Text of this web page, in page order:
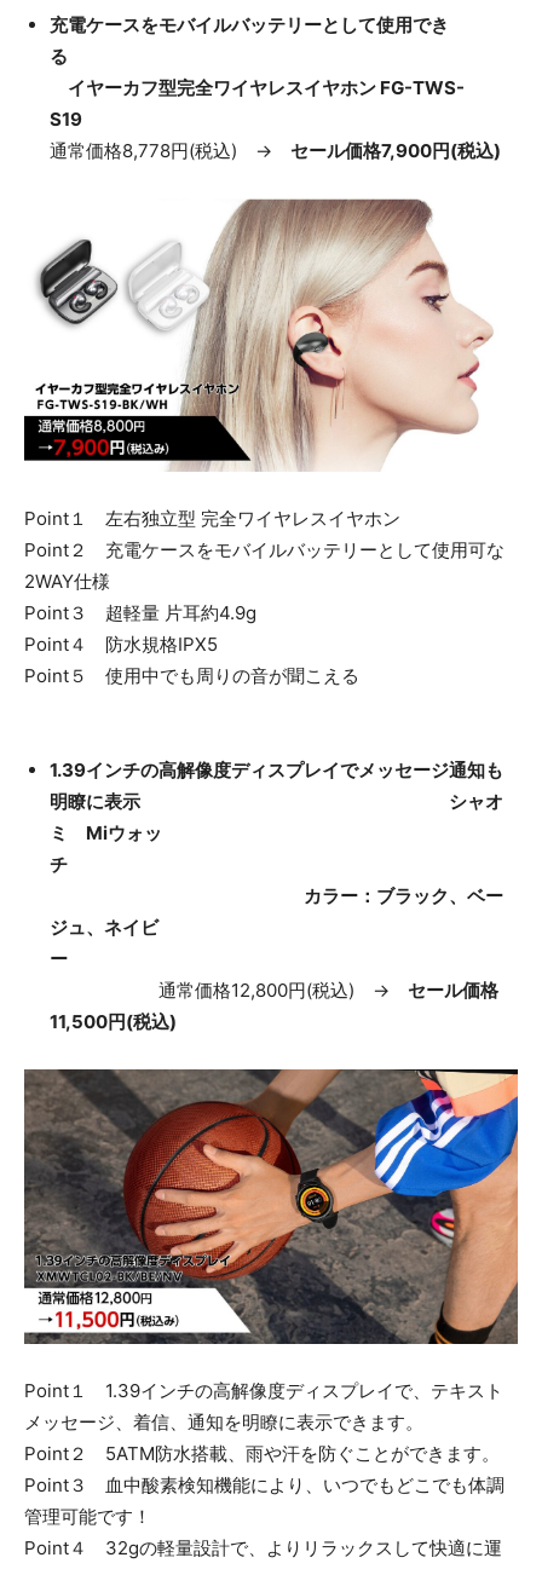
充電ケースをモバイルバッテリーとして使用でき
る
イヤーカフ型完全ワイヤレスイヤホン ​FG-TWS-
S19
通常価格8,778円(税込) → セール価格7,900円(税込)
Point１ 左右独立型 完全ワイヤレスイヤホン
Point２ 充電ケースをモバイルバッテリーとして使用可な
2WAY仕様
Point３ 超軽量 片耳約4.9g
Point４ 防水規格IPX5
Point５ 使用中でも周りの音が聞こえる
1.39インチの高解像度ディスプレイでメッセージ通知も
明瞭に表示 シャオ
ミ Miウォッ
チ
カラー：ブラック、ベー
ジュ、ネイビ
ー
通常価格12,800円(税込) → セール価格
11,500円(税込)
Point１ 1.39インチの高解像度ディスプレイで、テキスト
メッセージ、着信、通知を明瞭に表示できます。
Point２ 5ATM防水搭載、雨や汗を防ぐことができます。
Point３ 血中酸素検知機能により、いつでもどこでも体調
管理可能です！
Point４ 32gの軽量設計で、よりリラックスして快適に運